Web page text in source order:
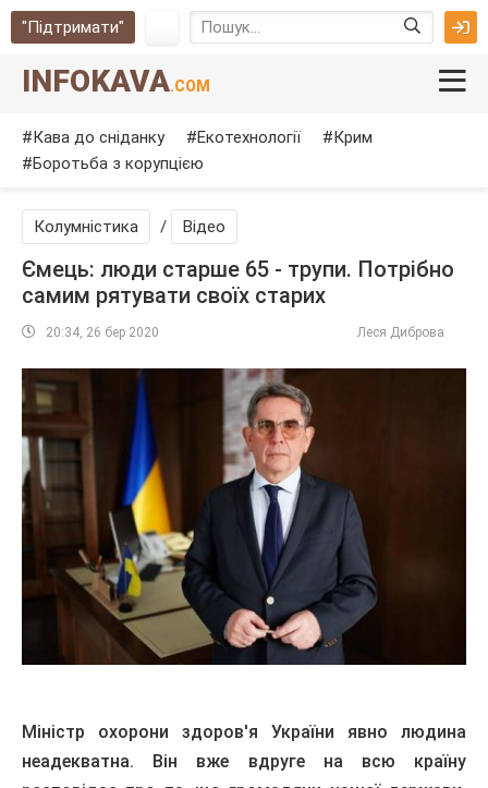
"Підтримати"
INFOKAVA.COM
Кава до сніданку Екотехнології
Крим
Боротьба з корупцією
Колумністика / Відео
Ємець: люди старше 65 - трупи. Потрібно
самим рятувати своїх старих
20:34, 26 бер 2020 Леся Диброва
Міністр охорони здоров'я України явно людина
неадекватна. Він вже вдруге на всю країну